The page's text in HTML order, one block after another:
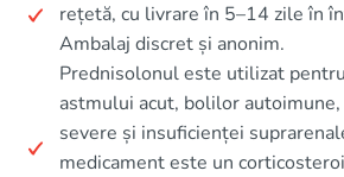
rețetă, cu livrare în 5–14 zile în
Ambalaj discret și anonim.
Prednisolonul este utilizat
astmului acut, bolilor
severe și insuficienței
medicament este un